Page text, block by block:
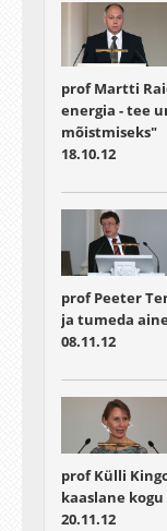
prof Martti
energia - tee
mõistmiseks"
18.10.12
prof Peeter
ja tumeda
08.11.12
prof Külli
kaaslane
20.11.12